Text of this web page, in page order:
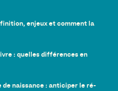
enjeux et comment la
: quelles différences en
de naissance : anticiper le ré-